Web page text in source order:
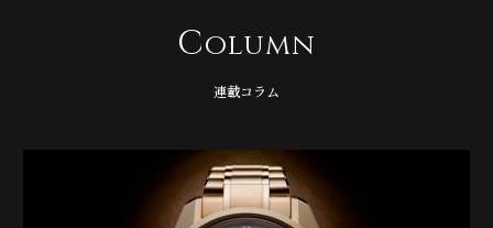
Column
連載コラム